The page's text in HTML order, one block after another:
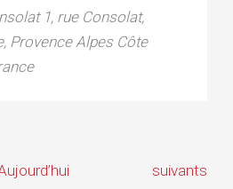
1, rue Consolat,
Provence Alpes Côte
suivants